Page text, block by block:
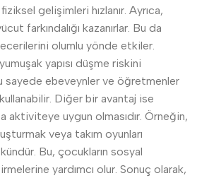
gelişimleri hızlanır. Ayrıca,
farkındalığı kazanırlar. Bu da
olumlu yönde etkiler.
yapısı düşme riskini
sayede ebeveynler ve öğretmenler
Diğer bir avantaj ise
aktiviteye uygun olmasıdır. Örneğin,
veya takım oyunları
Bu, çocukların sosyal
yardımcı olur. Sonuç olarak,